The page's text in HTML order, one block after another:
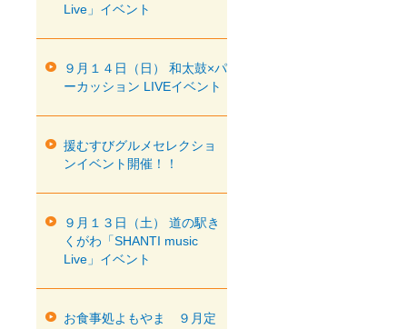
Live」イベント
９月１４日（日） 和太鼓×パ
ーカッション LIVEイベント
援むすびグルメセレクショ
ンイベント開催！！
９月１３日（土） 道の駅き
くがわ「SHANTI music
Live」イベント
お食事処よもやま ９月定